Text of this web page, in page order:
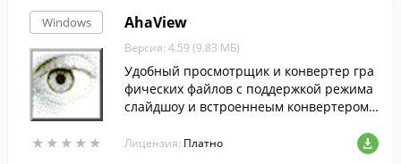
Windows
★ ★ ★ ★ ★
★ ★ ★ ★ ★
AhaView
Версия: 4.59 (9.83 МБ)
Удобный просмотрщик и конвертер гра
фических файлов с поддержкой режима
слайдшоу и встроеннеым конвертером
Лицензия: Платно